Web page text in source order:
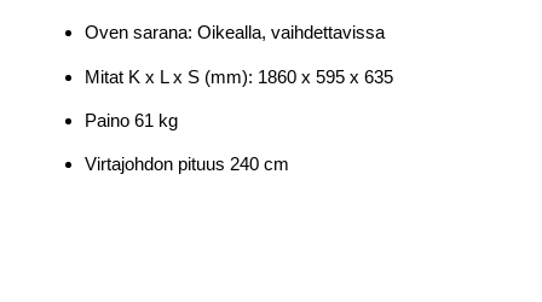
Oven sarana: Oikealla, vaihdettavissa
Mitat K x L x S (mm): 1860 x 595 x 635
Paino 61 kg
Virtajohdon pituus 240 cm